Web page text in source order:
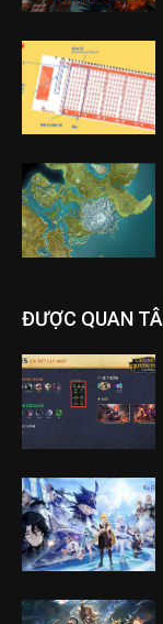
ĐƯỢC QUAN